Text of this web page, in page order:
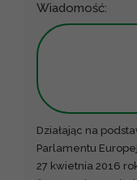
Wiadomość:
Działając na
Parlamentu
27 kwietnia 2016